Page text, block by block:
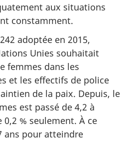
aux situations
constamment.
adoptée en 2015,
Unies souhaitait
femmes dans les
et les effectifs de police
de la paix. Depuis, le
est passé de 4,2 à
0,2 % seulement. À ce
ans pour atteindre